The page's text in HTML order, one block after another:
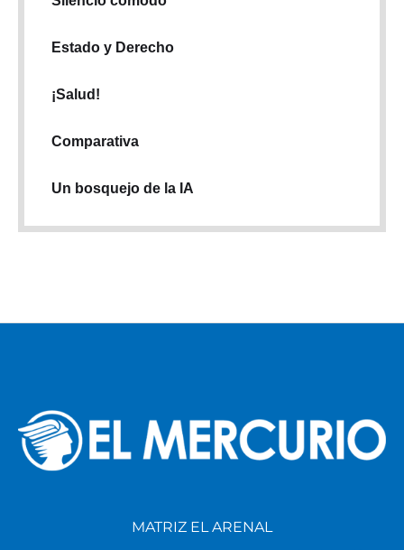
Estado y Derecho
¡Salud!
Comparativa
Un bosquejo de la IA
MATRIZ EL ARENAL